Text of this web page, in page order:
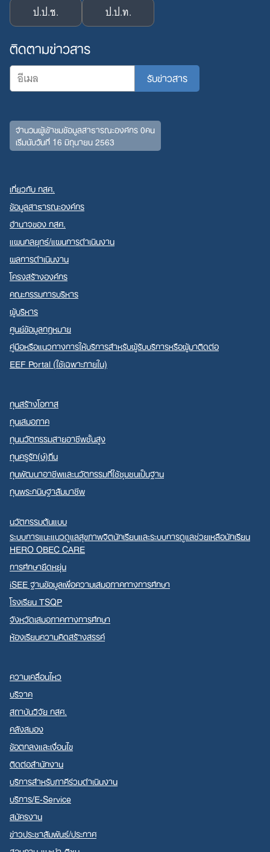
ป.ป.ช. ป.ป.ท.
ติดตามข่าวสาร
จำนวนผู้เข้าชมข้อมูลสาธารณะองค์กร 0คน
เริ่มนับวันที่ 16 มิถุนายน 2563
เกี่ยวกับ กสศ.
ข้อมูลสาธารณะองค์กร
อำนาจของ กสศ.
แผนกลยุทธ์/แผนการดำเนินงาน
ผลการดำเนินงาน
โครงสร้างองค์กร
คณะกรรมการบริหาร
ผู้บริหาร
ศูนย์ข้อมูลกฎหมาย
คู่มือหรือแนวทางการให้บริการสำหรับผู้รับบริการหรือผู้มาติดต่อ
EEF Portal (ใช้เฉพาะภายใน)
ทุนสร้างโอกาส
ทุนเสมอภาค
ทุนนวัตกรรมสายอาชีพชั้นสูง
ทุนครูรัก(ษ์)ถิ่น
ทุนพัฒนาอาชีพและนวัตกรรมที่ใช้ชุมชนเป็นฐาน
ทุนพระกนิษฐาสัมมาชีพ
นวัตกรรมต้นแบบ
ระบบการแนะแนวดูแลสุขภาพจิตนักเรียนและระบบการดูแลช่วยเหลือนักเรียน
HERO OBEC CARE
การศึกษายืดหยุ่น
iSEE ฐานข้อมูลเพื่อความเสมอภาคทางการศึกษา
โรงเรียน TSQP
จังหวัดเสมอภาคทางการศึกษา
ห้องเรียนความคิดสร้างสรรค์
ความเคลื่อนไหว
บริจาค
สถาบันวิจัย กสศ.
คลังสมอง
ข้อตกลงและเงื่อนไข
ติดต่อสำนักงาน
บริการสำหรับภาคีร่วมดำเนินงาน
บริการ/E-Service
สมัครงาน
ข่าวประชาสัมพันธ์/ประกาศ